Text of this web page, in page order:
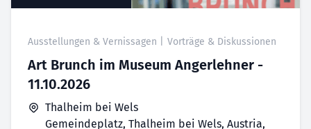
Ausstellungen & Vernissagen Vorträge & Diskussionen
Art Brunch im Museum Angerlehner -
11.10.2026
Thalheim bei Wels
Gemeindeplatz, Thalheim bei Wels, Austria,